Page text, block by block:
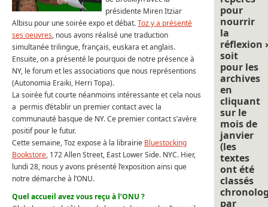
présidente Miren Itziar
Albisu pour une soirée expo et débat.Toz y a présenté
ses oeuvres, nous avons réalisé une traduction
simultanée trilingue, français, euskara et anglais.
Ensuite, on a présenté le pourquoi de notre présence à
NY, le forum et les associations que nous représentions
(Autonomia Eraiki, Herri Topa).
La soirée fut courte néanmoins intéressante et cela nous
a permis d’établir un premier contact avec la
communauté basque de NY. Ce premier contact s’avère
positif pour le futur.
Cette semaine, Toz expose à la librairie Bluestocking
Bookstore, 172 Allen Street, East Lower Side. NYC. Hier,
lundi 28, nous y avons présenté l’exposition ainsi que
notre démarche à l’ONU.
Quel accueil avez vous reçu à l’ONU ?
pour
nourrir
la
réflexion
soit
pour les
archives
en
cliquant
sur le
mois de
janvier
(les
textes
ont été
classés
par